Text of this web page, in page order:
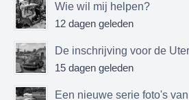
Wie wil mij helpen?
12 dagen geleden
De inschrijving voor de
15 dagen geleden